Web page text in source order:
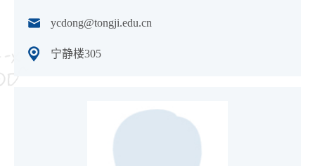
ycdong@tongji.edu.cn
宁静楼305